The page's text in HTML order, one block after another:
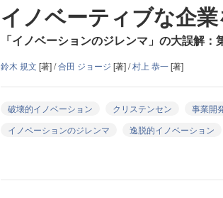
イノベーティブな企
「イノベーションのジレンマ」の大誤解：
鈴木 規文 [著] /合田 ジョージ [著] /村上 恭一[著]
破壊的イノベーション クリステンセン 事業開
イノベーションのジレンマ
逸脱的イノベーション